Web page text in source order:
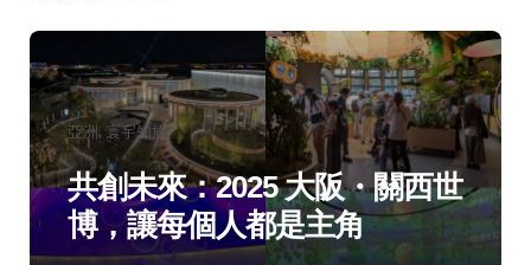
分
類：
亞洲 寰宇知旅
共創未來：2025 大阪・關西世
博，讓每個人都是主角